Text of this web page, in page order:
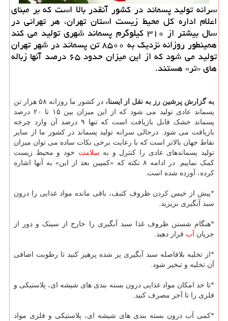
سرانه تولید پسماند در كشور آنقدر بالا است كه بر مبنای
اعلام اداره كل محیط زیست استان تهران، هر تهرانی در
سال بیشتر از ۳۱۰ كیلوگرم پسماند شهری تولید می كند
همینطور روزانه نزدیك به ۸۵۰۰ تن پسماند در شهر تهران
تولید می شود كه از این میزان حدود ۶۵ درصد آنها زباله
های «تر» هستند.
به گزارش پرشین رز به نقل از ایسنا،
در کشور ما روزانه ۵۸ هزار تن
پسماند عادی تولید می شود که از این میزان بین ۱۵ تا ۲۰ درصد
پسماند خشک قابل بازیافت است که تنها ۹ درصد آن وارد چرخه
بازیافت می شود. درحالی سرانه تولید پسماند در کشور ما از سایر
نقاط جهان بالاتر است که با رعایت برخی نکات ساده می توان میزان
تولید پسماندهای عادی را کنترل و به سلامت خود و محیط زیست
کمک نماییم. در ادامه ۸ نکته که «کمپین بعد از این» به آنها اشاره
کرده، آورده شده است.
*پیش از خیس کردن ظروف کثیف، باقی مانده مواد غذایی را درون
سبد آبگیری بریزید.
*هنگام شستن ظروف غذا سبد آبگیری را خارج از سینک و دور از
جریان آب قرار دهید.
*از تخلیه بلافاصله سبد آبگیری پر شده پرهیز کنید تا رطوبت اضافی
آن تخلیه و تبخیر شود.
*تا حد امکان مواد غذایی درون بسته بندی های شیشه ای، پلاستیکی و
فلزی را تا آخر مصرف کنید.
*کمی آب درون بسته بندی های شیشه ای، پلاستیکی و فلزی مواد